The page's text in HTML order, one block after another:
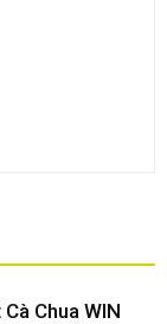
Chua WIN